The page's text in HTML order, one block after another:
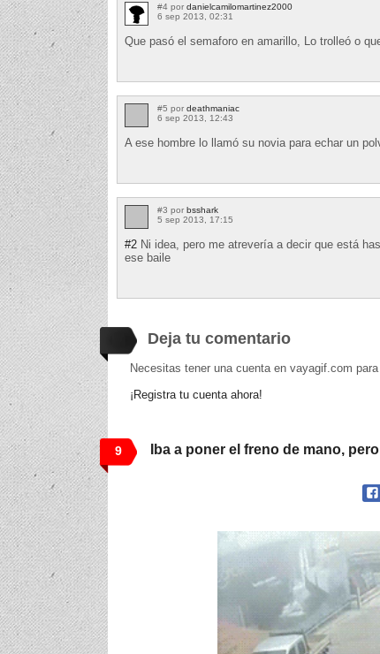
#4 por danielcamilomartinez2000
6 sep 2013, 02:31
Que pasó el semaforo en amarillo, Lo trolleó o
#5 por deathmaniac
6 sep 2013, 12:43
A ese hombre lo llamó su novia para echar un
#3 por bsshark
5 sep 2013, 17:15
#2 Ni idea, pero me atrevería a decir que está
ese baile
Deja tu comentario
Necesitas tener una cuenta en vayagif.com
¡Registra tu cuenta ahora!
9 Iba a poner el freno de mano,